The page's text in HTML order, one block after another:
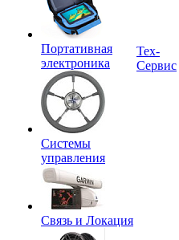
Портативная
электроника
Системы
управления
Связь и Локация
Tex-
Сервис